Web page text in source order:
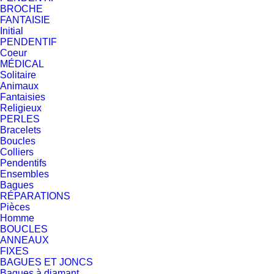
BROCHE
FANTAISIE
Initial
PENDENTIF
Coeur
MÉDICAL
Solitaire
Animaux
Fantaisies
Religieux
PERLES
Bracelets
Boucles
Colliers
Pendentifs
Ensembles
Bagues
RÉPARATIONS
Pièces
Homme
BOUCLES
ANNEAUX
FIXES
BAGUES ET JONCS